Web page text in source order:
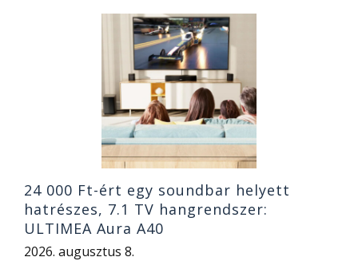
24 000 Ft-ért egy soundbar helyett
hatrészes, 7.1 TV hangrendszer:
ULTIMEA Aura A40
2026. augusztus 8.